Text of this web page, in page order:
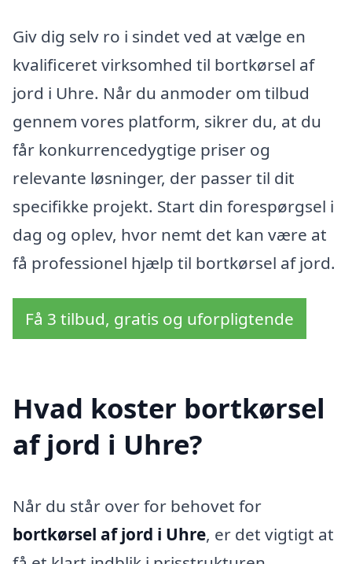
Giv dig selv ro i sindet ved at vælge en
kvalificeret virksomhed til bortkørsel af
jord i Uhre. Når du anmoder om tilbud
gennem vores platform, sikrer du, at du
får konkurrencedygtige priser og
relevante løsninger, der passer til dit
specifikke projekt. Start din forespørgsel i
dag og oplev, hvor nemt det kan være at
få professionel hjælp til bortkørsel af jord.
Få 3 tilbud, gratis og uforpligtende
Hvad koster bortkørsel
af jord i Uhre?
Når du står over for behovet for
bortkørsel af jord i Uhre, er det vigtigt at